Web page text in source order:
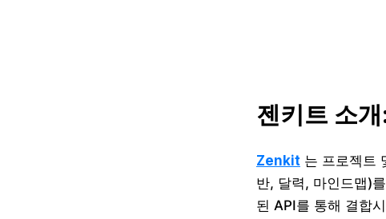
젠키트 소
Zenkit는 프로젝트
반, 달력, 마인드맵)
된 API를 통해 결합